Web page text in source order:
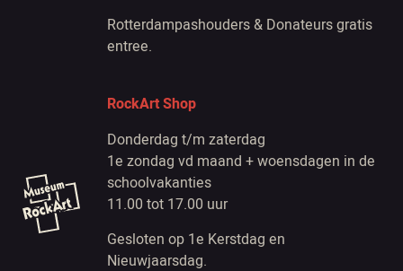
Rotterdampashouders & Donateurs gratis
entree.
RockArt Shop
Donderdag t/m zaterdag
1e zondag vd maand + woensdagen in de
schoolvakanties
11.00 tot 17.00 uur
Gesloten op 1e Kerstdag en
Nieuwjaarsdag.